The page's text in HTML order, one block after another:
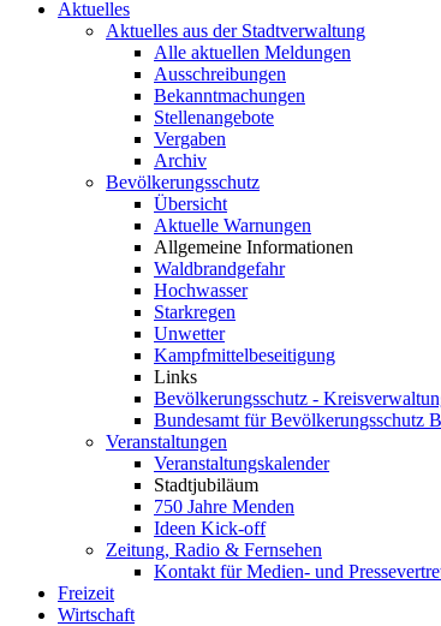
Aktuelles
Aktuelles aus der Stadtverwaltung
Alle aktuellen Meldungen
Ausschreibungen
Bekanntmachungen
Stellenangebote
Vergaben
Archiv
Bevölkerungsschutz
Übersicht
Aktuelle Warnungen
Allgemeine Informationen
Waldbrandgefahr
Hochwasser
Starkregen
Unwetter
Kampfmittelbeseitigung
Links
Bevölkerungsschutz -
Bundesamt für Bevölkerungsschutz
Veranstaltungen
Veranstaltungskalender
Stadtjubiläum
750 Jahre Menden
Ideen Kick-off
Zeitung, Radio & Fernsehen
Kontakt für Medien- und
Freizeit
Wirtschaft